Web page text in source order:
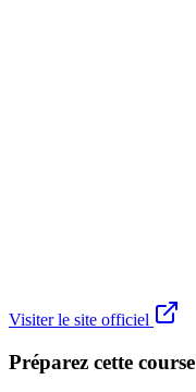
Visiter le site officiel
Préparez cette course